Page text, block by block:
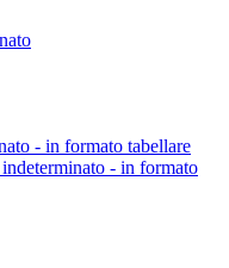
- in formato tabellare
- in formato